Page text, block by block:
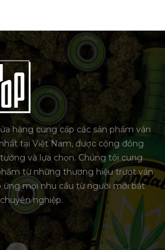
hàng cung cấp các sản phẩm ván
tại Việt Nam, được cộng đồng
và lựa chọn. Chúng tôi cung
từ những thương hiệu trượt ván
ứng mọi nhu cầu từ người mới bắt
nghiệp.